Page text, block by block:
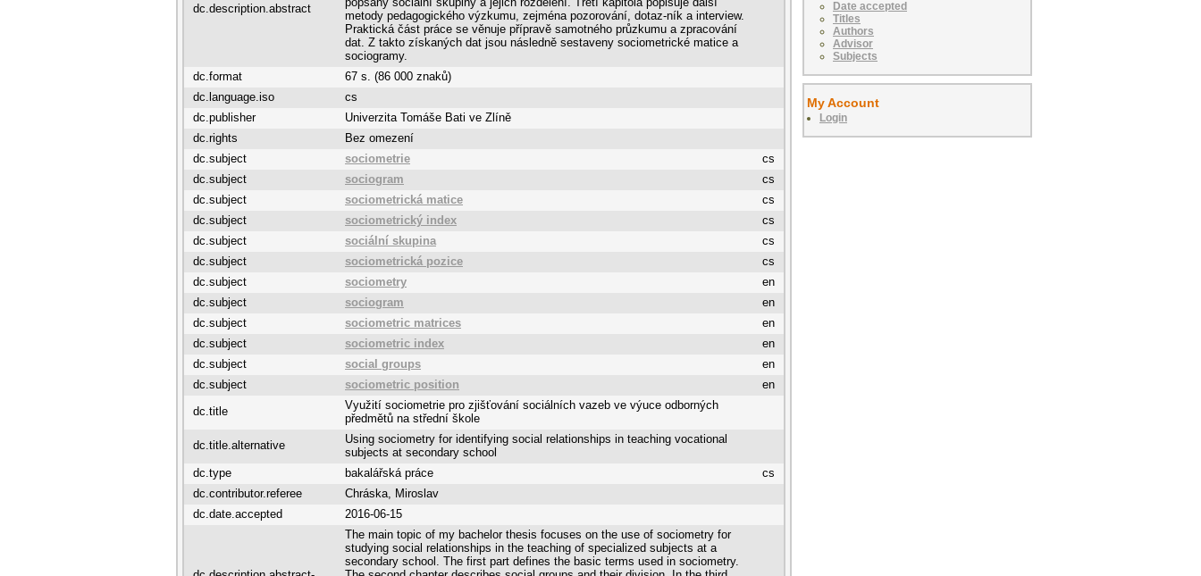
dc.description.abstract
metody pedagogického výzkumu, zejména pozorování, dotaz-ník a interview.
Praktická část práce se věnuje přípravě samotného průzkumu a zpracování
dat. Z takto získaných dat jsou následně sestaveny sociometrické matice a
sociogramy.
dc.format
67 s. (86 000 znaků)
dc.language.iso
cs
dc.publisher
Univerzita Tomáše Bati ve Zlíně
dc.rights
Bez omezení
dc.subject
sociometrie
cs
dc.subject
sociogram
cs
dc.subject
sociometrická matice
cs
dc.subject
sociometrický index
cs
dc.subject
sociální skupina
cs
dc.subject
sociometrická pozice
cs
dc.subject
sociometry
en
dc.subject
sociogram
en
dc.subject
sociometric matrices
en
dc.subject
sociometric index
en
dc.subject
social groups
en
dc.subject
sociometric position
en
dc.title
Využití sociometrie pro zjišťování sociálních vazeb ve výuce odborných
předmětů na střední škole
dc.title.alternative
Using sociometry for identifying social relationships in teaching vocational
subjects at secondary school
dc.type
bakalářská práce
cs
dc.contributor.referee
Chráska, Miroslav
dc.date.accepted
2016-06-15
The main topic of my bachelor thesis focuses on the use of sociometry for
studying social relationships in the teaching of specialized subjects at a
secondary school. The first part defines the basic terms used in sociometry.
Date accepted
Titles
Authors
Advisor
Subjects
My Account
Login